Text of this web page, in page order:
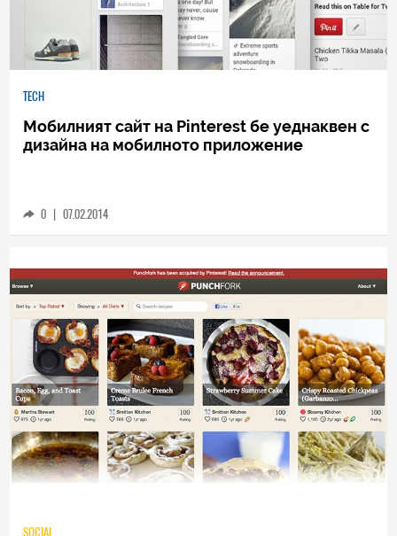
TECH
Мобилният сайт на Pinterest бе уеднаквен с
дизайна на мобилното приложение
0 | 07.02.2014
SOCIAL